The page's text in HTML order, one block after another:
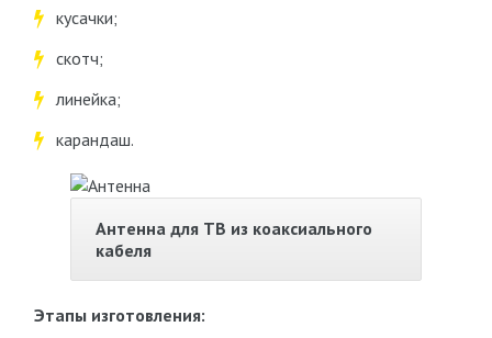
кусачки;
скотч;
линейка;
карандаш.
Антенна для ТВ из коаксиального
кабеля
Этапы изготовления: